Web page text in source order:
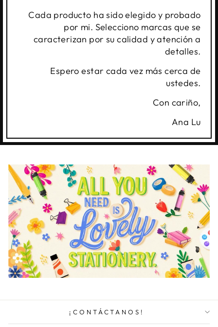
Cada producto ha sido elegido y probado
por mi. Selecciono marcas que se
caracterizan por su calidad y atención a
detalles.
Espero estar cada vez más cerca de
ustedes.
Con cariño,
Ana Lu
¡CONTÁCTANOS!